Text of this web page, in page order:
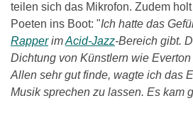
teilen sich das Mikrofon. Zudem
Poeten ins Boot: "Ich hatte das
RapperimAcid-Jazz-Bereich gibt.
Dichtung von Künstlern wie
Allen sehr gut finde, wagte ich das
Musik sprechen zu lassen. Es kam